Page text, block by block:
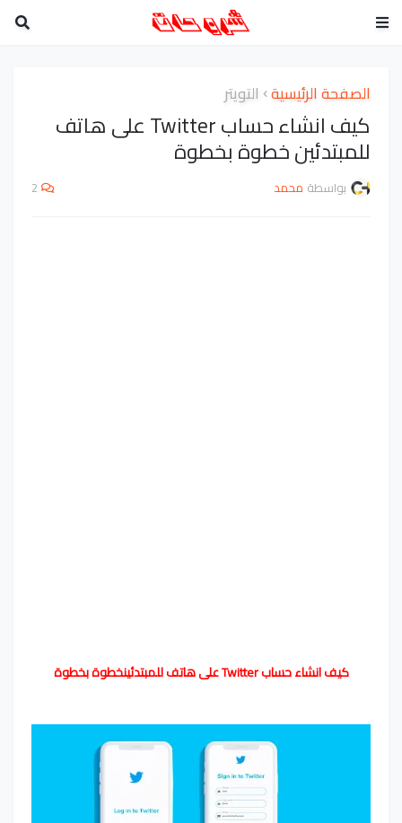
الصفحة الرئيسية التويتر
كيف انشاء حساب Twitter على هاتف
للمبتدئين خطوة بخطوة
بواسطة محمد 2
كيف انشاء حساب Twitter على هاتف للمبتدئين خطوة بخطوة